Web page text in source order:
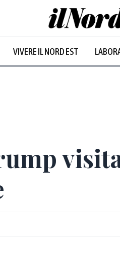
VIVERE IL NORD EST